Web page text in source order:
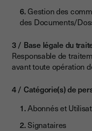
Gestion des
des Documents/
Base légale du
Responsable de
avant toute opération
Catégorie(s) de
Abonnés et
Signataires